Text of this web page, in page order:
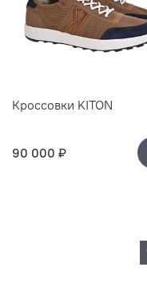
Кроссовки KITON
90 000 ₽